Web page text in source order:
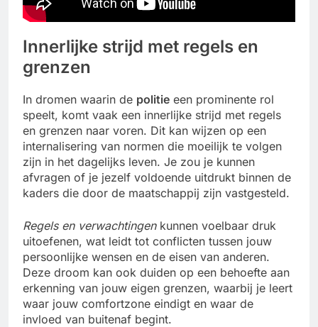
Innerlijke strijd met regels en
grenzen
In dromen waarin de politie een prominente rol
speelt, komt vaak een innerlijke strijd met regels
en grenzen naar voren. Dit kan wijzen op een
internalisering van normen die moeilijk te volgen
zijn in het dagelijks leven. Je zou je kunnen
afvragen of je jezelf voldoende uitdrukt binnen de
kaders die door de maatschappij zijn vastgesteld.
Regels en verwachtingenkunnen voelbaar druk
uitoefenen, wat leidt tot conflicten tussen jouw
persoonlijke wensen en de eisen van anderen.
Deze droom kan ook duiden op een behoefte aan
erkenning van jouw eigen grenzen, waarbij je leert
waar jouw comfortzone eindigt en waar de
invloed van buitenaf begint.